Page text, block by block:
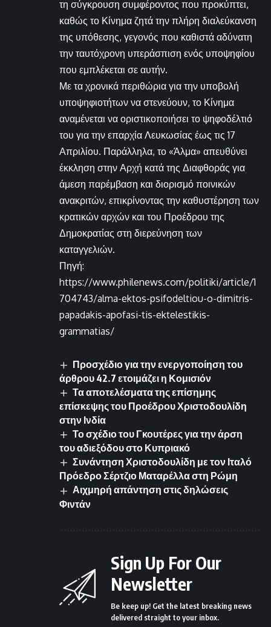
τη σύγκρουση συμφέροντος που προκύπτει,
καθώς το Κίνημα ζητά την πλήρη διαλεύκανση
της υπόθεσης, γεγονός που καθιστά αδύνατη
την ταυτόχρονη υπεράσπιση ενός υποψηφίου
που εμπλέκεται σε αυτήν.
Με τα χρονικά περιθώρια για την υποβολή
υποψηφιοτήτων να στενεύουν, το Κίνημα
αναμένεται να οριστικοποιήσει το ψηφοδέλτιό
του για την επαρχία Λευκωσίας έως τις 17
Απριλίου. Παράλληλα, το «Άλμα» απευθύνει
έκκληση στην Αρχή κατά της Διαφθοράς για
άμεση παρέμβαση και διορισμό ποινικών
ανακριτών, επικρίνοντας την καθυστέρηση των
κρατικών αρχών και του Προέδρου της
Δημοκρατίας στη διερεύνηση των
καταγγελιών.
Πηγή:
https://www.philenews.com/politiki/article/1
704743/alma-ektos-psifodeltiou-o-dimitris-
papadakis-apofasi-tis-ektelestikis-
grammatias/
Προσχέδιο για την ενεργοποίηση του
άρθρου 42.7 ετοιμάζει η Κομισιόν
Τα αποτελέσματα της επίσημης
επίσκεψης του Προέδρου Χριστοδουλίδη
στην Ινδία
Το σχέδιο του Γκουτέρες για την άρση
του αδιεξόδου στο Κυπριακό
Συνάντηση Χριστοδουλίδη με τον Ιταλό
Πρόεδρο Σέρτζιο Ματαρέλλα στη Ρώμη
Αιχμηρή απάντηση στις δηλώσεις
Φιντάν
Sign Up For Our
Newsletter
Be keep up! Get the latest breaking news
delivered straight to your inbox.